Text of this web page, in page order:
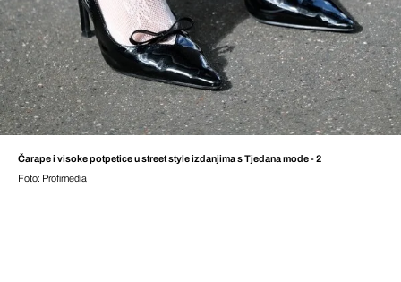
Čarape i visoke potpetice u street style izdanjima s Tjedana mode - 2
Foto: Profimedia